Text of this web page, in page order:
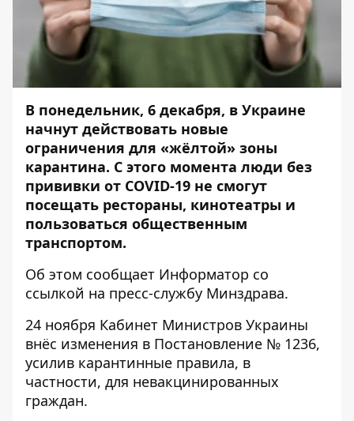
В понедельник, 6 декабря, в Украине
начнут действовать новые
ограничения для «жёлтой» зоны
карантина. С этого момента люди без
прививки от COVID-19 не смогут
посещать рестораны, кинотеатры и
пользоваться общественным
транспортом.
Об этом сообщает Информатор со
ссылкой на пресс-службу Минздрава.
24 ноября Кабинет Министров Украины
внёс изменения в Постановление № 1236,
усилив карантинные правила, в
частности, для невакцинированных
граждан.